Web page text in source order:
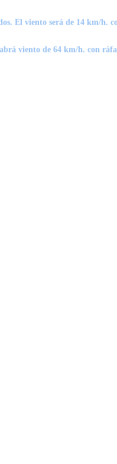
El viento será de 14 km/h.
viento de 64 km/h. con